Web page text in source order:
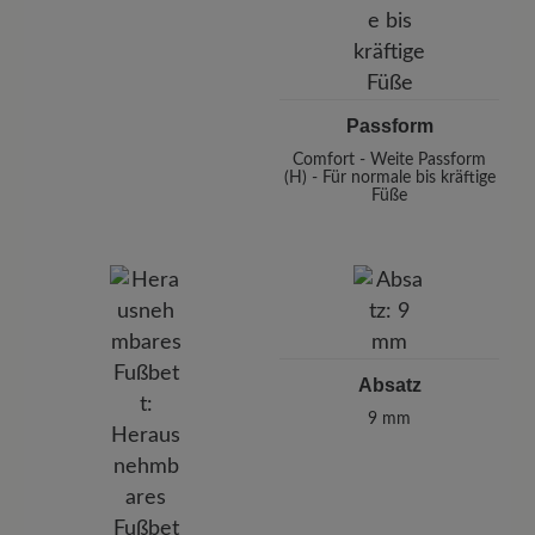
Passform
Comfort - Weite Passform
(H) - Für normale bis kräftige
Füße
Absatz
9 mm